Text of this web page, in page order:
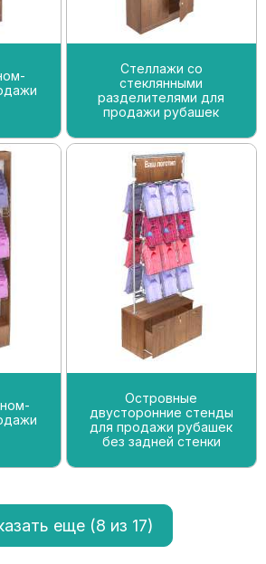
Стеллажи со
стеклянными
разделителями для
продажи рубашек
Островные
двусторонние стенды
для продажи рубашек
без задней стенки
еще (8 из 17)